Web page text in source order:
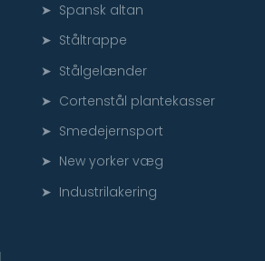
➤ Spansk altan
➤ Ståltrappe
➤ Stålgelænder
➤ Cortenstål plantekasser
➤ Smedejernsport
➤ New yorker væg
➤ Industrilakering